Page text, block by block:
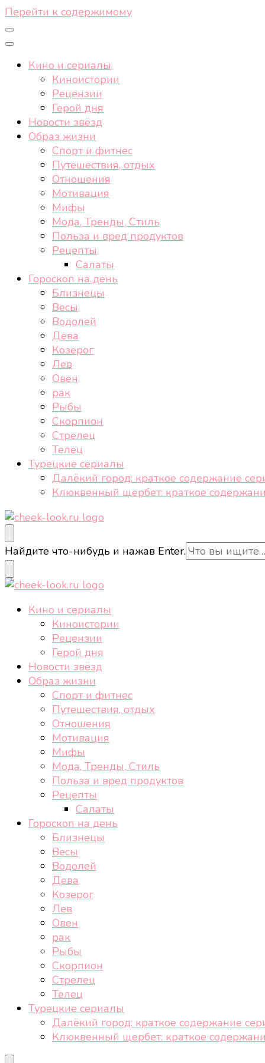
Перейти к содержимому
Кино и сериалы
Киноистории
Рецензии
Герой дня
Новости звёзд
Образ жизни
Спорт и фитнес
Путешествия, отдых
Отношения
Мотивация
Мифы
Мода, Тренды, Стиль
Польза и вред продуктов
Рецепты
Салаты
Гороскоп на день
Близнецы
Весы
Водолей
Дева
Козерог
Лев
Овен
рак
Рыбы
Скорпион
Стрелец
Телец
Турецкие сериалы
Далёкий город: краткое содержание
Клюквенный щербет: краткое
cheek-look.ru
Женский сайт о звездах и кино, а также трендах,
Ищите
что-
то?
Найдите что-нибудь и нажав Enter.
cheek-look.ru
Женский сайт о звездах и кино, а также трендах,
Кино и сериалы
Киноистории
Рецензии
Герой дня
Новости звёзд
Образ жизни
Спорт и фитнес
Путешествия, отдых
Отношения
Мотивация
Мифы
Мода, Тренды, Стиль
Польза и вред продуктов
Рецепты
Салаты
Гороскоп на день
Близнецы
Весы
Водолей
Дева
Козерог
Лев
Овен
рак
Рыбы
Скорпион
Стрелец
Телец
Турецкие сериалы
Далёкий город: краткое содержание
Клюквенный щербет: краткое